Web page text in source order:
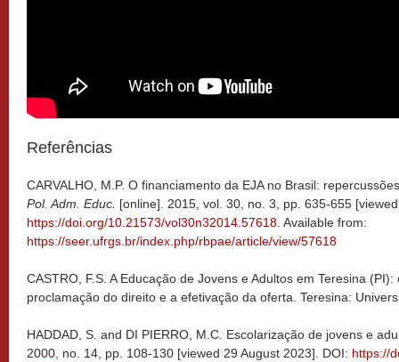
Referências
CARVALHO, M.P. O financiamento da EJA no Brasil:
Pol. Adm. Educ. [online]. 2015, vol. 30, no. 3, pp. 635-655
https://doi.org/10.21573/vol30n32014.57618. Available from:
https://seer.ufrgs.br/index.php/rbpae/article/view/57618
CASTRO, F.S. A Educação de Jovens e Adultos em Teresina
proclamação do direito e a efetivação da oferta. Teresina:
HADDAD, S. and DI PIERRO, M.C. Escolarização de jovens e
2000, no. 14, pp. 108-130 [viewed 29 August 2023]. DOI: https://